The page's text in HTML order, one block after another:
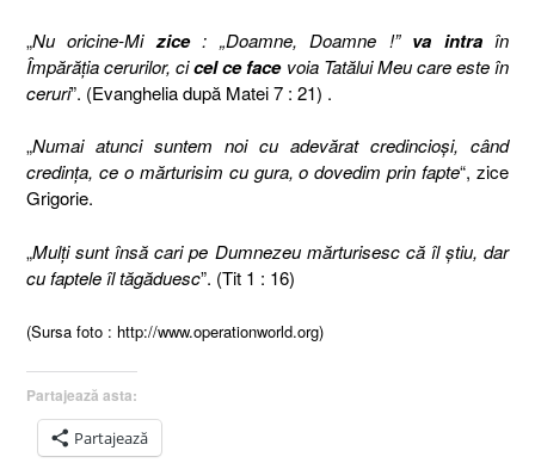
„Nu oricine-Mi zice: „Doamne, Doamne !” va intraîn
Împărăţia cerurilor, cicel ce facevoia Tatălui Meu care este în
ceruri”. (Evanghelia după Matei 7 : 21) .
„Numai atunci suntem noi cu adevărat credincioşi, când
credinţa, ce o mărturisim cu gura, o dovedim prin fapte“, zice
Grigorie.
„Mulţi sunt însă cari pe Dumnezeu mărturisesc că îl ştiu, dar
cu faptele îl tăgăduesc”. (Tit 1 : 16)
(Sursa foto : http://www.operationworld.org)
Partajează asta:
Partajează